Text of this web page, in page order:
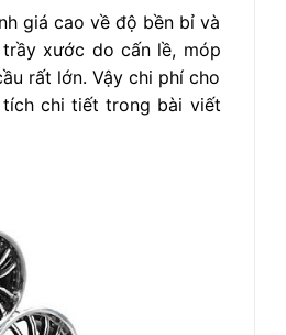
giá cao về độ bền bỉ và
xước do cấn lề, móp
rất lớn. Vậy chi phí cho
tích chi tiết trong bài viết